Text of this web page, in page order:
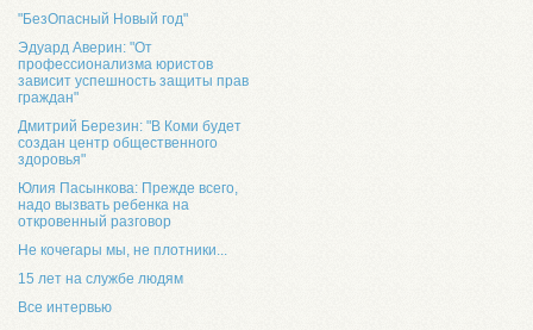
"БезОпасный Новый год"
Эдуард Аверин: "От
профессионализма юристов
зависит успешность защиты прав
граждан"
Дмитрий Березин: "В Коми будет
создан центр общественного
здоровья"
Юлия Пасынкова: Прежде всего,
надо вызвать ребенка на
откровенный разговор
Не кочегары мы, не плотники...
15 лет на службе людям
Все интервью